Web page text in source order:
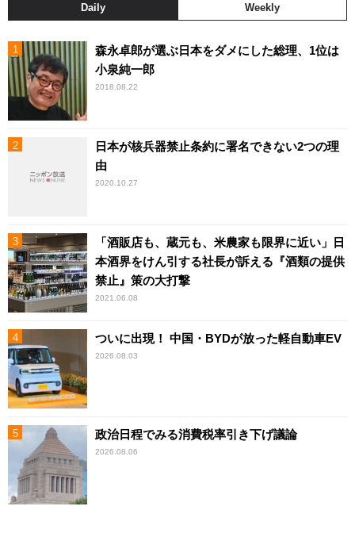
Daily Weekly
森永卓郎が選ぶ日本をダメにした総理、1位は
小泉純一郎
2018.08.22
日本が核兵器禁止条約に署名できない2つの理
由
2020.10.27
「酒販店も、蔵元も、米農家も限界に近い」日
本酒界をけん引する社長が訴える『酒類の提供
禁止』策の大打撃
2021.06.08
ついに出現！ 中国・BYDが放った軽自動車EV
2026.08.03
政治日程でみる消費税率引き下げ議論
2026.08.06